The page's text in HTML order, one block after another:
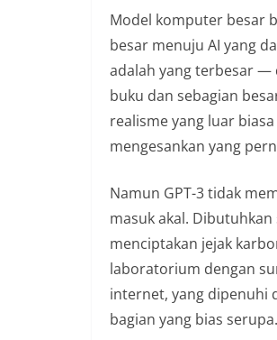
Model komputer besar
besar menuju AI yang
adalah yang terbesar —
buku dan sebagian
realisme yang luar
mengesankan yang
Namun GPT-3 tidak
masuk akal.
menciptakan jejak
laboratorium dengan
internet, yang dipenuhi
bagian yang bias serupa.